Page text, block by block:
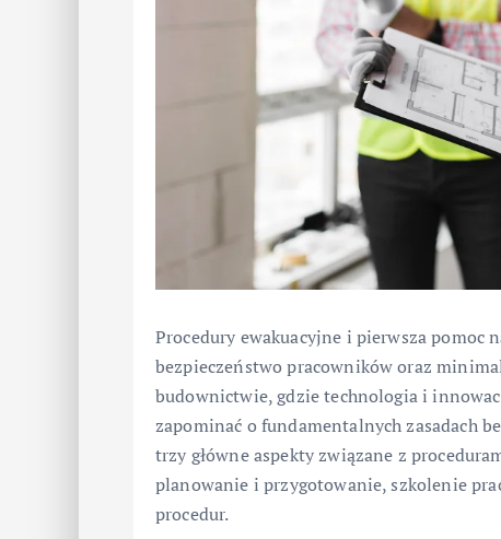
Procedury ewakuacyjne i pierwsza pomoc
bezpieczeństwo pracowników oraz
budownictwie, gdzie technologia i
zapominać o fundamentalnych zasadach
trzy główne aspekty związane z
planowanie i przygotowanie, szkolenie
procedur.